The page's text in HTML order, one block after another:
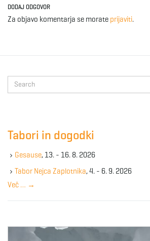
DODAJ ODGOVOR
Za objavo komentarja se morate prijaviti.
e
e
y
w
r
Tabori in dogodki
Gesause, 13. - 16. 8. 2026
Tabor Nejca Zaplotnika, 4. - 6. 9. 2026
Več … →